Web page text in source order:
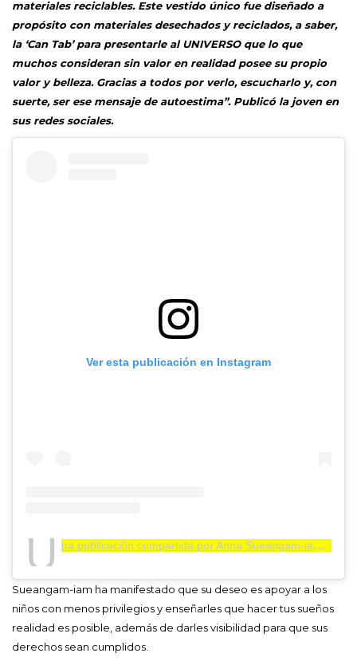
materiales reciclables. Este vestido único fue diseñado a
propósito con materiales desechados y reciclados, a saber,
la ‘Can Tab’ para presentarle al UNIVERSO que lo que
muchos consideran sin valor en realidad posee su propio
valor y belleza. Gracias a todos por verlo, escucharlo y, con
suerte, ser ese mensaje de autoestima”. Publicó la joven en
sus redes sociales.
Ver esta publicación en Instagram
U na publicación compartida por Anna Sueangam-iam (@annasnga_1o)
Sueangam-iam ha manifestado que su deseo es apoyar a los
niños con menos privilegios y enseñarles que hacer tus sueños
realidad es posible, además de darles visibilidad para que sus
derechos sean cumplidos.